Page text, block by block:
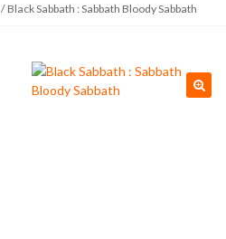
/ Black Sabbath : Sabbath Bloody Sabbath